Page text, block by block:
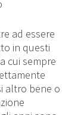
ad essere
in questi
cui sempre
altro bene o